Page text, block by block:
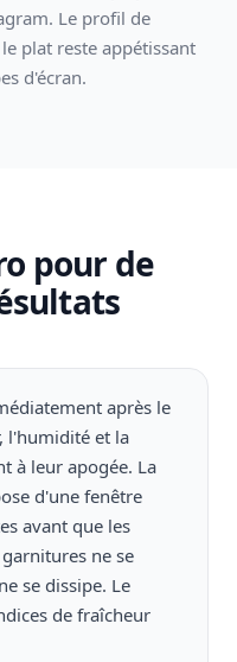
Le profil de
plat reste appétissant
d'écran.
pour de
après le
l'humidité et la
à leur apogée. La
d'une fenêtre
avant que les
ne se
se dissipe. Le
de fraîcheur